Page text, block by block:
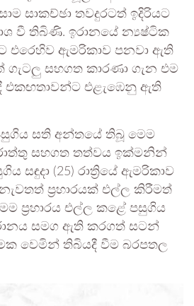
සාකච්ඡා තවදුරටත් ඉදිරියට
වී තිබිණි. ඉරානයේ න්‍යෂ්ටික
එරෙහිව ඇමරිකාව පනවා ඇති
ගැටලු සහගත කාරණා ගැන එම
එකඟතාවන්ට එළැඹෙනු ඇති
සති අන්තයේ තිබූ මෙම
සහගත තත්වය ඉක්මනින්
සඳුදා (25) රාත්‍රියේ ඇමරිකාව
ප්‍රහාරයක් එල්ල කිරීමත්
ප්‍රහාරය එල්ල කළේ පසුගිය
සමග ඇති කරගත් සටන්
වෙමින් තිබියදී වීම බරපතල